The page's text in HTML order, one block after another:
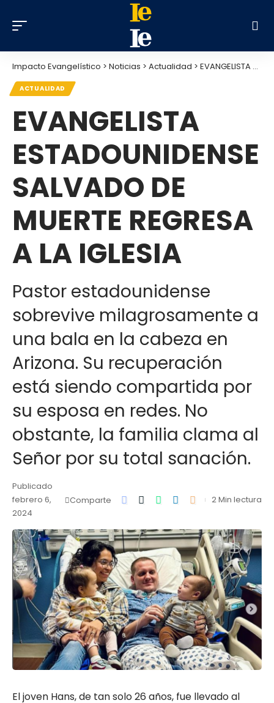
Impacto Evangelístico > Noticias > Actualidad > EVANGELISTA ESTADOUNIDENSE SALVADO DE MUERTE REGRESA A LA IGLESIA
ACTUALIDAD
EVANGELISTA
ESTADOUNIDENSE
SALVADO DE
MUERTE REGRESA
A LA IGLESIA
Pastor estadounidense
sobrevive milagrosamente a
una bala en la cabeza en
Arizona. Su recuperación
está siendo compartida por
su esposa en redes. No
obstante, la familia clama al
Señor por su total sanación.
Publicado
febrero 6,
2024
Comparte 2 Min lectura
El joven Hans, de tan solo 26 años, fue llevado al